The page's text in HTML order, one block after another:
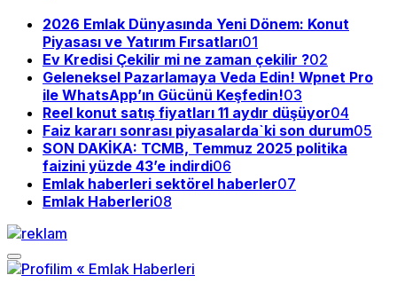
2026 Emlak Dünyasında Yeni Dönem: Konut
Piyasası ve Yatırım Fırsatları01
Ev Kredisi Çekilir mi ne zaman çekilir ?02
Geleneksel Pazarlamaya Veda Edin! Wpnet Pro
ile WhatsApp’ın Gücünü Keşfedin!03
Reel konut satış fiyatları 11 aydır düşüyor04
Faiz kararı sonrası piyasalarda`ki son durum05
SON DAKİKA: TCMB, Temmuz 2025 politika
faizini yüzde 43’e indirdi06
Emlak haberleri sektörel haberler07
Emlak Haberleri08